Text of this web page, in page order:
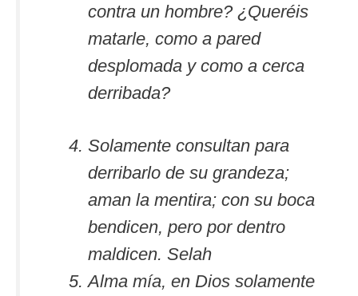
contra un hombre? ¿Queréis
matarle, como a pared
desplomada y como a cerca
derribada?
Solamente consultan para
derribarlo de su grandeza;
aman la mentira; con su boca
bendicen, pero por dentro
maldicen. Selah
Alma mía, en Dios solamente